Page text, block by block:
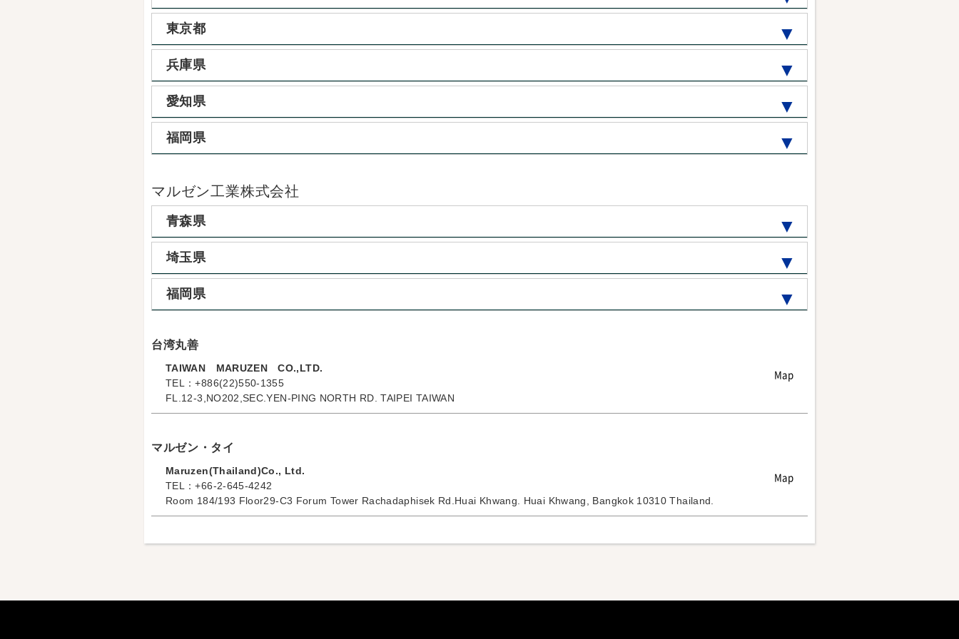
東京都
兵庫県
愛知県
福岡県
マルゼン工業株式会社
青森県
埼玉県
福岡県
台湾丸善
TAIWAN MARUZEN CO.,LTD. Map
TEL：+886(22)550-1355
FL.12-3,NO202,SEC.YEN-PING NORTH RD. TAIPEI TAIWAN
マルゼン・タイ
Maruzen(Thailand)Co., Ltd. Map
TEL：+66-2-645-4242
Room 184/193 Floor29-C3 Forum Tower Rachadaphisek Rd.Huai Khwang. Huai Khwang, Bangkok 10310 Thailand.